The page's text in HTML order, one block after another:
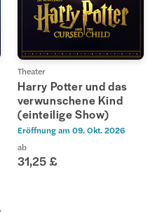
Theater
Harry Potter und das
verwunschene Kind
(einteilige Show)
Eröffnung am 09. Okt. 2026
ab
31,25 £